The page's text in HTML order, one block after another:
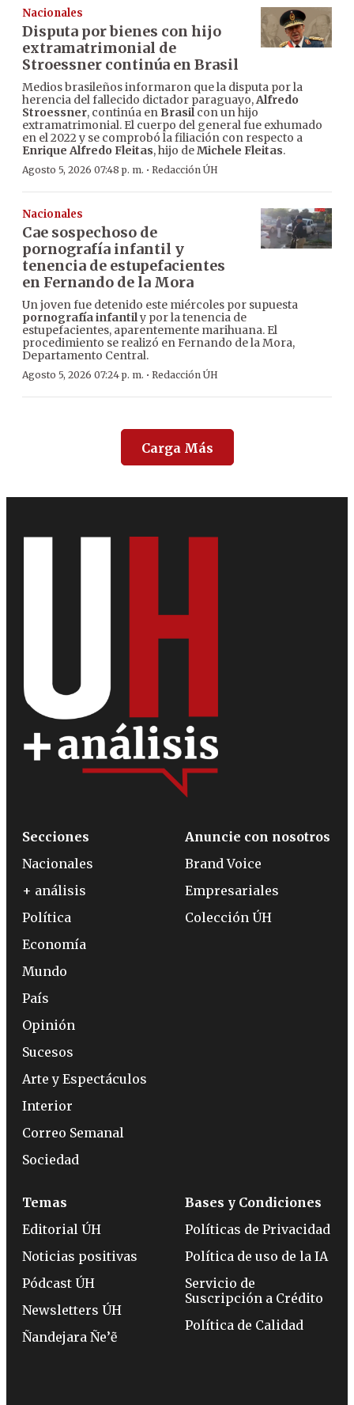
Nacionales
Disputa por bienes con hijo
extramatrimonial de
Stroessner continúa en Brasil
Medios brasileños informaron que la disputa por la
herencia del fallecido dictador paraguayo,Alfredo
Stroessner, continúa en Brasilcon un hijo
extramatrimonial. El cuerpo del general fue exhumado
en el 2022 y se comprobó la filiación con respecto a
Enrique Alfredo Fleitas, hijo deMichele Fleitas.
Agosto 5, 2026 07:48 p. m. · Redacción ÚH
Nacionales
Cae sospechoso de
pornografía infantil y
tenencia de estupefacientes
en Fernando de la Mora
Un joven fue detenido este miércoles por supuesta
pornografía infantily por la tenencia de
estupefacientes, aparentemente marihuana. El
procedimiento se realizó en Fernando de la Mora,
Departamento Central.
Agosto 5, 2026 07:24 p. m. · Redacción ÚH
Carga Más
Secciones
Nacionales
+ análisis
Política
Economía
Mundo
País
Opinión
Sucesos
Arte y Espectáculos
Interior
Correo Semanal
Sociedad
Anuncie con nosotros
Brand Voice
Empresariales
Colección ÚH
Temas
Editorial ÚH
Noticias positivas
Pódcast ÚH
Newsletters ÚH
Ñandejara Ñe’ẽ
Bases y Condiciones
Políticas de Privacidad
Política de uso de la IA
Servicio de
Suscripción a Crédito
Política de Calidad